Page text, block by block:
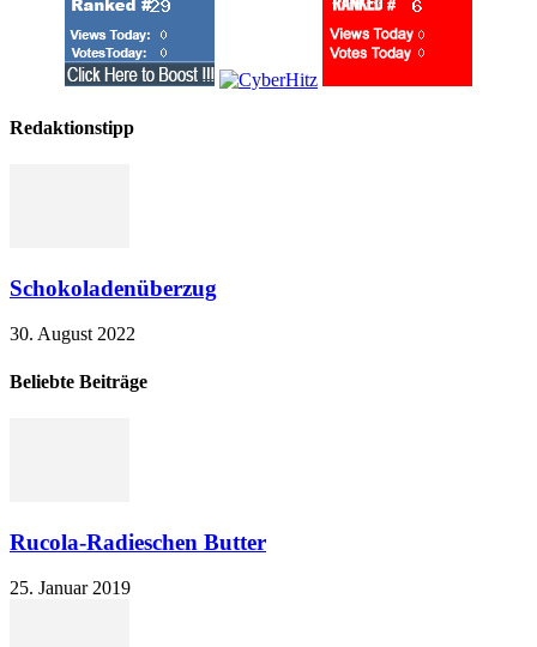
Redaktionstipp
Schokoladenüberzug
30. August 2022
Beliebte Beiträge
Rucola-Radieschen Butter
25. Januar 2019